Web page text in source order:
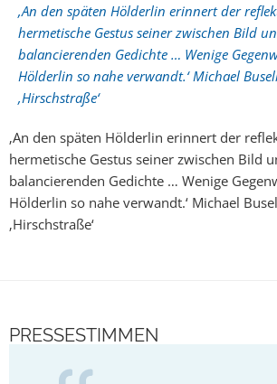
‚An den späten Hölderlin erinnert der
hermetische Gestus seiner zwischen Bild
balancierenden Gedichte … Wenige
Hölderlin so nahe verwandt.‘ Michael
‚Hirschstraße‘
‚An den späten Hölderlin erinnert der
hermetische Gestus seiner zwischen Bild
balancierenden Gedichte … Wenige
Hölderlin so nahe verwandt.‘ Michael
‚Hirschstraße‘
PRESSESTIMMEN